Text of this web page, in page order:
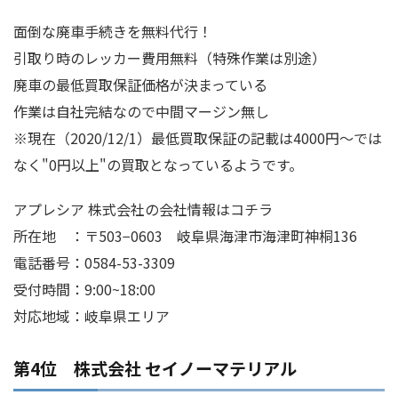
面倒な廃車手続きを無料代行！
引取り時のレッカー費用無料（特殊作業は別途）
廃車の最低買取保証価格が決まっている
作業は自社完結なので中間マージン無し
※現在（2020/12/1）最低買取保証の記載は4000円～では
なく"0円以上"の買取となっているようです。
アプレシア 株式会社の会社情報はコチラ
所在地 ：〒503−0603 岐阜県海津市海津町神桐136
電話番号：0584-53-3309
受付時間：9:00~18:00
対応地域：岐阜県エリア
第4位 株式会社 セイノーマテリアル